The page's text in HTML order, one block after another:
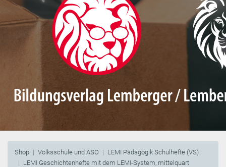
Shop Volksschule und ASO
LEMI Pädagogik Schulhefte (VS)
LEMI Geschichtenhefte mit dem LEMI-System, mittelquart